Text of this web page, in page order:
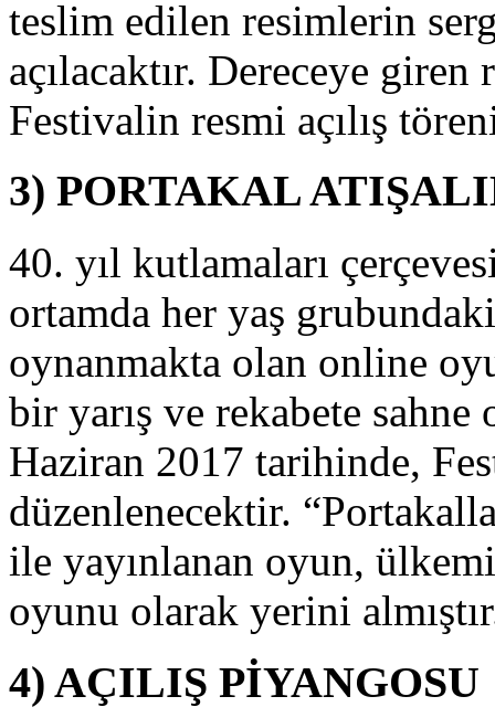
teslim edilen resimlerin
açılacaktır. Dereceye
Festivalin resmi açılış
3) PORTAKAL
40. yıl kutlamaları
ortamda her yaş
oynanmakta olan online
bir yarış ve rekabete
Haziran 2017 tarihinde,
düzenlenecektir.
ile yayınlanan oyun,
oyunu olarak yerini
4) AÇILIŞ PİYANGOSU